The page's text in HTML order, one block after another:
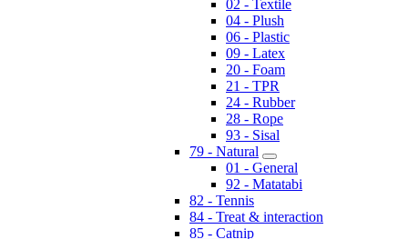
02 - Textile
04 - Plush
06 - Plastic
09 - Latex
20 - Foam
21 - TPR
24 - Rubber
28 - Rope
93 - Sisal
79 - Natural
01 - General
92 - Matatabi
82 - Tennis
84 - Treat & interaction
85 - Catnip